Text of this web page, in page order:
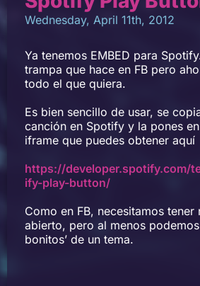
Wednesday, April 11th, 2012
Ya tenemos EMBED para
trampa que hace en FB pero
todo el que quiera.
Es bien sencillo de usar, se
canción en Spotify y la pones
iframe que puedes obtener aquí
https://developer.spotify.com/
ify-play-button/
Como en FB, necesitamos
abierto, pero al menos podemos
bonitos’ de un tema.